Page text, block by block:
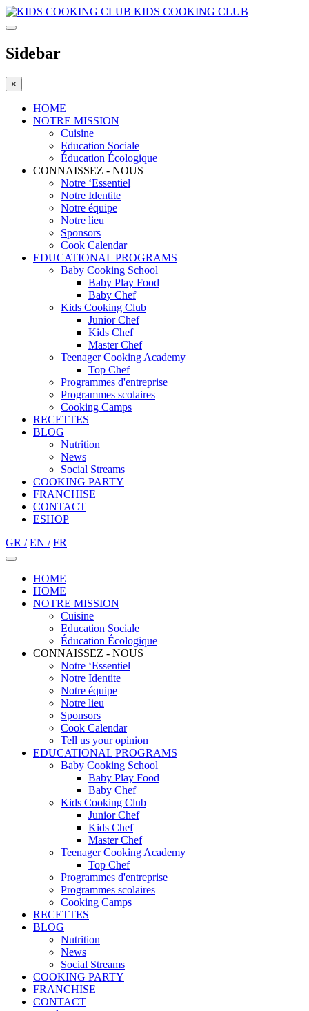
KIDS COOKING CLUB
Sidebar
×
HOME
NOTRE MISSION
Cuisine
Education Sociale
Éducation Écologique
CONNAISSEZ - NOUS
Notre ‘Essentiel
Notre Identite
Notre équipe
Notre lieu
Sponsors
Cook Calendar
EDUCATIONAL PROGRAMS
Baby Cooking School
Baby Play Food
Baby Chef
Kids Cooking Club
Junior Chef
Kids Chef
Master Chef
Teenager Cooking Academy
Top Chef
Programmes d'entreprise
Programmes scolaires
Cooking Camps
RECETTES
BLOG
Nutrition
Νews
Social Streams
COOKING PARTY
FRANCHISE
CONTACT
ESHOP
GR / EN / FR
HOME
HOME
NOTRE MISSION
Cuisine
Education Sociale
Éducation Écologique
CONNAISSEZ - NOUS
Notre ‘Essentiel
Notre Identite
Notre équipe
Notre lieu
Sponsors
Cook Calendar
Tell us your opinion
EDUCATIONAL PROGRAMS
Baby Cooking School
Baby Play Food
Baby Chef
Kids Cooking Club
Junior Chef
Kids Chef
Master Chef
Teenager Cooking Academy
Top Chef
Programmes d'entreprise
Programmes scolaires
Cooking Camps
RECETTES
BLOG
Nutrition
Νews
Social Streams
COOKING PARTY
FRANCHISE
CONTACT